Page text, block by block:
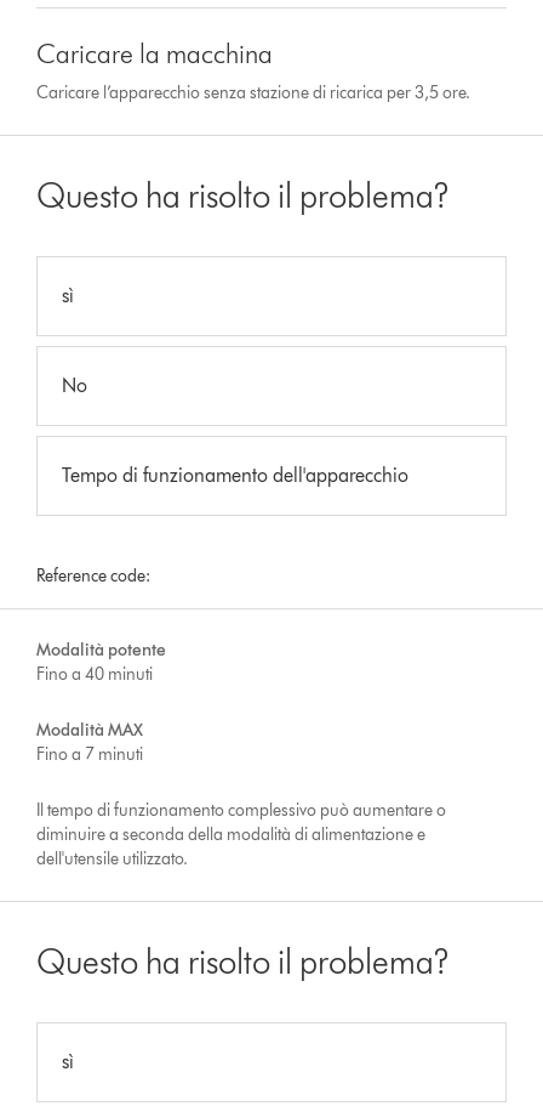
Caricare la macchina
Caricare l’apparecchio senza stazione di ricarica per 3,5 ore.
Questo ha risolto il problema?
sì
No
Tempo di funzionamento dell'apparecchio
Reference code:
Modalità potente
Fino a 40 minuti
Modalità MAX
Fino a 7 minuti
Il tempo di funzionamento complessivo può aumentare o
diminuire a seconda della modalità di alimentazione e
dell'utensile utilizzato.
Questo ha risolto il problema?
sì